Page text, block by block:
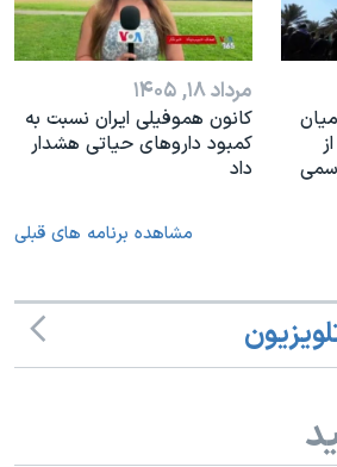
مرداد ۱۸, ۱۴۰۵
کانون هموفیلی ایران نسبت به
کمبود داروهای حیاتی هشدار
داد
مشاهده برنامه های قبلی